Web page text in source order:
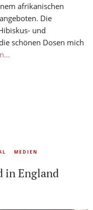
afrikanischen
Die
und
schönen Dosen mich
MEDIEN
in England